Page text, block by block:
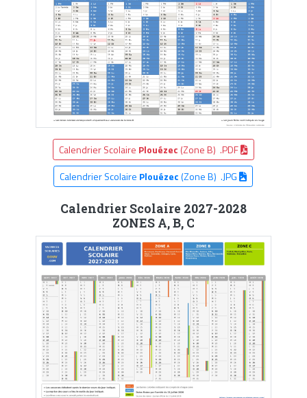
Calendrier Scolaire Plouézec (Zone B) .PDF
Calendrier Scolaire Plouézec(Zone B) .JPG
Calendrier Scolaire 2027-2028
ZONES A, B, C